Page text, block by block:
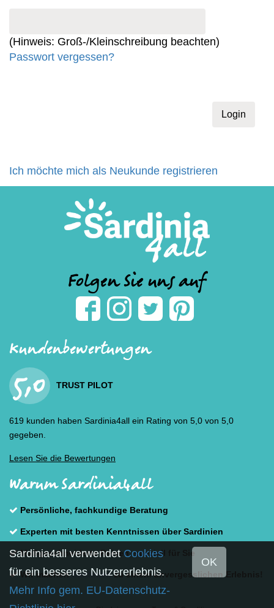
(Hinweis: Groß-/Kleinschreibung beachten)
Passwort vergessen?
Ich möchte mich als Neukunde registrieren
Folgen Sie uns auf
Kundenbewertungen
5,0 TRUST PILOT
619 kunden haben Sardinia4all ein Rating von 5,0 von 5,0
gegeben.
Lesen Sie die Bewertungen
Warum Sardinia4all
Persönliche, fachkundige Beratung
Experten mit besten Kenntnissen über Sardinien
Maßgeschneiderte Reisen, speziell für Sie
Wir machenSardinienzu einem unvergesslichen Erlebnis!
Sardinia4all verwendet Cookies
für ein besseres Nutzererlebnis.
Mehr Info gem. EU-Datenschutz-
OK